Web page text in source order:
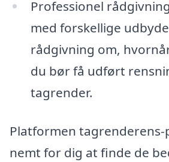
Professionel
med forskellige
rådgivning om,
du bør få udført
tagrender.
Platformen
nemt for dig at finde de